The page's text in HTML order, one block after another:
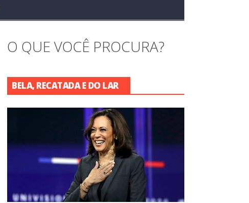
O QUE VOCÊ PROCURA?
BELA, RECATADA E DO LAR